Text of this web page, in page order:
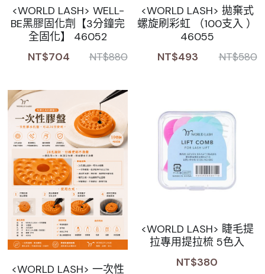
<WORLD LASH> WELL-
BE黑膠固化劑【3分鐘完
全固化】 46052
NT$704
NT$880
<WORLD LASH> 拋棄式
螺旋刷彩虹 （100支入 ）
46055
NT$493
NT$580
<WORLD LASH> 一次性
<WORLD LASH> 睫毛提
拉專用提拉梳 5色入
NT$380